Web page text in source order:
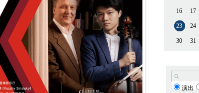
16 17
23 24
30 31
演出